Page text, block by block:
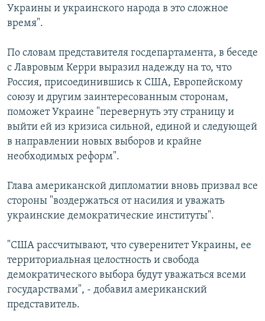
Украины и украинского народа в это сложное
время".
По словам представителя госдепартамента, в беседе
с Лавровым Керри выразил надежду на то, что
Россия, присоединившись к США, Европейскому
союзу и другим заинтересованным сторонам,
поможет Украине "перевернуть эту страницу и
выйти ей из кризиса сильной, единой и следующей
в направлении новых выборов и крайне
необходимых реформ".
Глава американской дипломатии вновь призвал все
стороны "воздержаться от насилия и уважать
украинские демократические институты".
"США рассчитывают, что суверенитет Украины, ее
территориальная целостность и свобода
демократического выбора будут уважаться всеми
государствами", - добавил американский
представитель.